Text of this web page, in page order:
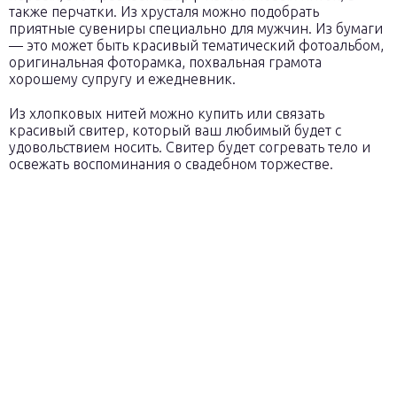
также перчатки. Из хрусталя можно подобрать
приятные сувениры специально для мужчин. Из бумаги
— это может быть красивый тематический фотоальбом,
оригинальная фоторамка, похвальная грамота
хорошему супругу и ежедневник.
Из хлопковых нитей можно купить или связать
красивый свитер, который ваш любимый будет с
удовольствием носить. Свитер будет согревать тело и
освежать воспоминания о свадебном торжестве.